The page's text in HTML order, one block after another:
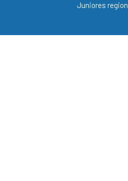
Juniores